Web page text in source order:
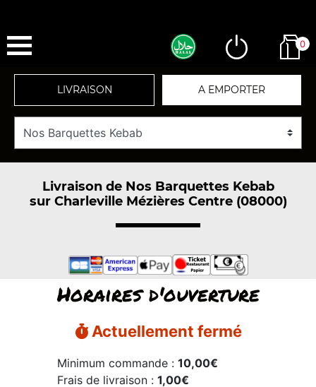
0
LIVRAISON A EMPORTER
Livraison de Nos Barquettes Kebab
sur Charleville Mézières Centre (08000)
Horaires d'ouverture
Actuellement fermé
Minimum commande : 10,00€
Frais de livraison : 1,00€